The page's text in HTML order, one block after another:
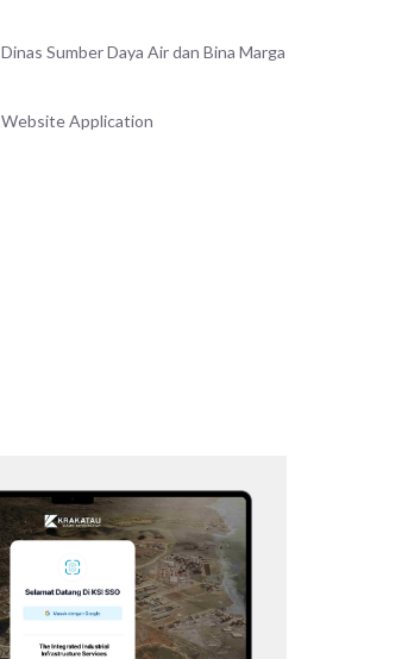
Dinas Sumber Daya Air dan Bina Marga
Website Application
KSI – SSO